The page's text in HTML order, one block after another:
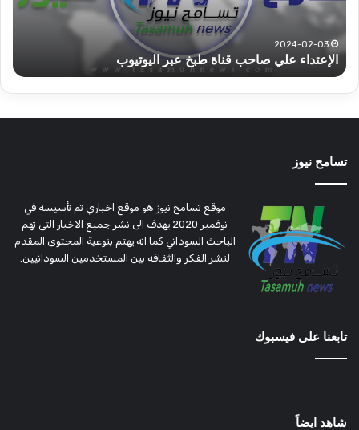
دارفور
تؤمن
موسم
الحصاد
قوات الدعم السريع قطاع ولاية شرق دارفور تؤمن موسم
الحصاد
تسامح نيوز
موقع تسامح نيوز هو موقع اخباري تم تأسيسه في
نوفمبر 2020 يهدف الى نشر جميع الاخبار التى تهم
الباحث السوداني كما انه يهتم بنوعية المحتوى المقدم
لنشر الفكر والثقافه بين المستخدمين السودانيين.
تابعنا على فيسبوك
شاهد ايضاً